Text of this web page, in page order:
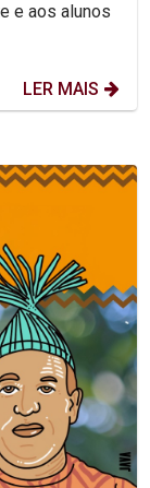
e aos alunos
LER MAIS